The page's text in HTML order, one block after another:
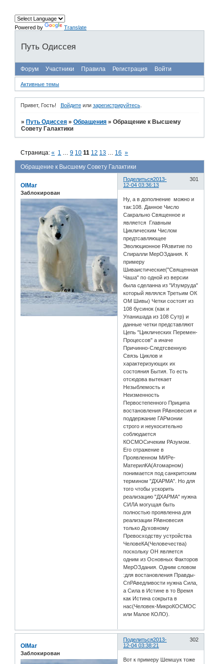
Powered by Translate
Путь Одиссея
Форум Участники Правила Регистрация Войти
Активные темы
Привет, Гость! Войдитеили зарегистрируйтесь.
» Путь Одиссея »Обращения »Обращение к Высшему
Совету Галактики
Обращение к Высшему Совету Галактики
Страница:« 1 9 10 11 12 13 16 »
Поделиться 301
2013-
12-04 03:36:13
OlMar
Заблокирован
Ну, а в дополнение можно и
так:108. Данное Число
Сакрально Священное и
является Главным
Циклическим Числом
предтсавляющее
Эволюционное РАзвитие по
Спиралли МерОЗдания. К
примеру
Шиваистические("Священная
Чаша" по одной из версии
была сделанна из "Изумруда"
который являлся Третьим ОК
ОМ Шивы) Четки состоят из
108 бусинок (как и
Упанишада из 108 Сутр) и
данные четки представляют
Цепь "Циклических Перемен-
Процессов" а иначе
Причинно-Следтсвенную
Связь Циклов и
характеризующих их
состояния Бытия. То есть
отсюдова вытекает
Незыблемость и
Неизменность
Первостепенного Приципа
востановления РАвновесия и
поддержание ГАРмонии
строго и неукосительно
соблюдается
КОСМОСичеким РАзумом.
Его отражение в
Проявленном МИРе-
МатерилКА(Атомарном)
понимается под санкритским
термином "ДХАРМА". Но для
того чтобы ускорить
реализацию "ДХАРМА" нужна
СИЛА могущая быть
полностью проявленна для
реализации РАвновесия
только Духовному
Превосходству устройства
ЧеловеКА(Человечества)
поскольку ОН является
одним из Основных Факторов
МерОЗдания. Одним словом
:для востановления Правды-
СпРАведливости нужна Сила,
а Сила в Истине в то Время
как Истина сокрыта в
нас(Человек-МикроКОСМОС
или Малое КОЛО).
Поделиться 302
2013-
12-04 03:38:21
OlMar
Заблокирован
Вот к примеру Шемшук тоже